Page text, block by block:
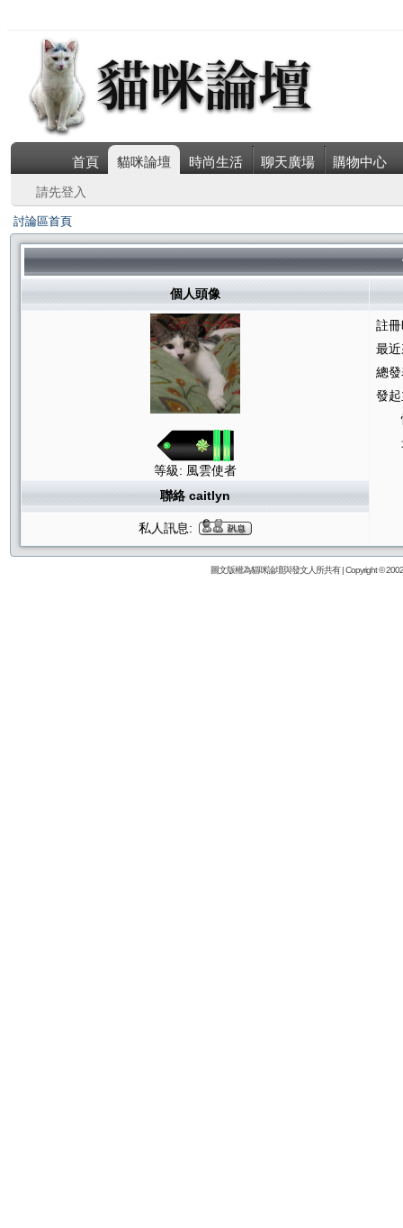
首頁 貓咪論壇 時尚生活 聊天廣場 購物中心
請先登入
討論區首頁
個人頭像
等級: 風雲使者
註
最
總
發
聯絡 caitlyn
私人訊息:
圖文版權為貓咪論壇與發文人所共有 | Copyright ©